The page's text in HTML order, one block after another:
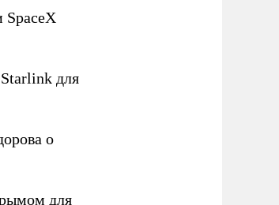
SpaceX
Starlink для
о
для